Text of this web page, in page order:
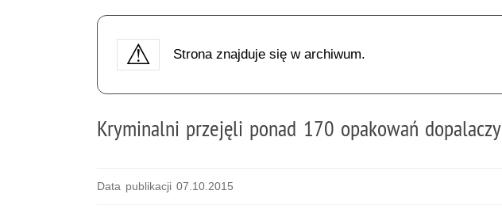
Strona znajduje się w archiwum.
Kryminalni przejęli ponad 170 opakowań dopalaczy
Data publikacji 07.10.2015